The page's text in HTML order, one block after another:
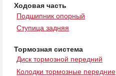
Ходовая часть
Подшипник опорный
Ступица задняя
Тормозная система
Диск тормозной передний
Колодки тормозные передние